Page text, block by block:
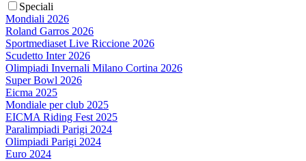
Speciali
Mondiali 2026
Roland Garros 2026
Sportmediaset Live Riccione 2026
Scudetto Inter 2026
Olimpiadi Invernali Milano Cortina 2026
Super Bowl 2026
Eicma 2025
Mondiale per club 2025
EICMA Riding Fest 2025
Paralimpiadi Parigi 2024
Olimpiadi Parigi 2024
Euro 2024